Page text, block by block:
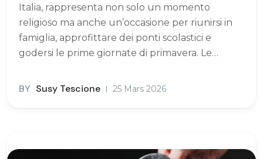
Italia, rappresenta non solo un momento
religioso ma anche un’occasione per riunirsi in
famiglia, approfittare dei ponti scolastici e
godersi le prime giornate di primavera. Le…
BY Susy Tescione 25 Mars 2026